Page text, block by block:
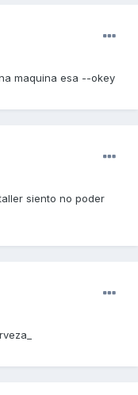
maquina esa --okey
siento no poder